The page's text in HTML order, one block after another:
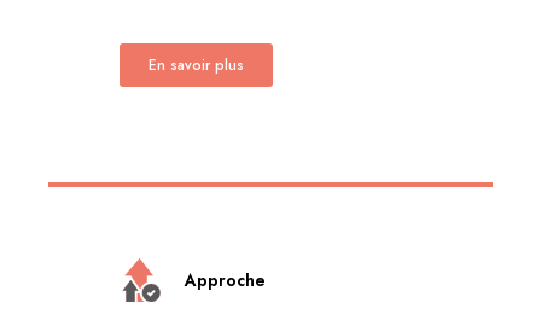
En savoir plus
Approche